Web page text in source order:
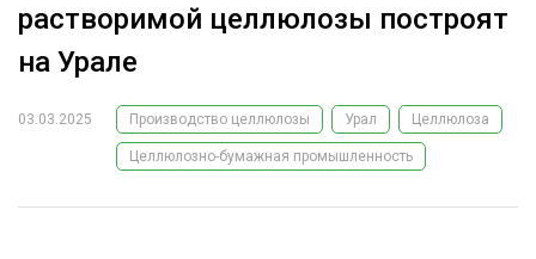
ЛЕСНОЕ ХОЗЯЙСТВО
ЛЕСОЗАГОТОВКА
ОБРАБОТКА ДРЕВЕСИНЫ
ЭКСПЕРТНОЕ МНЕНИЕ
растворимой целлюлозы построят
на Урале
03.03.2025 Производство целлюлозы Урал Целлюлоза
Целлюлозно-бумажная промышленность